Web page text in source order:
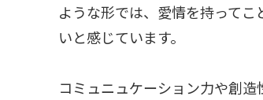
ような形では、愛情を持って
いと感じています。
コミュニュケーション力や創